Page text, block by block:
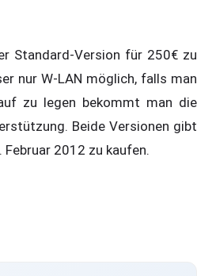
Standard-Version für 250€ zu
nur W-LAN möglich, falls man
zu legen bekommt man die
Beide Versionen gibt
2012 zu kaufen.